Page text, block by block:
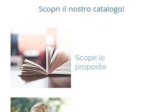
Scopri il nostro catalogo!
Scopri le
proposte